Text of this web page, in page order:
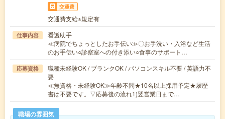
交通費
交通費支給※規定有
仕事内容
看護助手
≪病院でちょっとしたお手伝い≫〇お手洗い・入浴など生活
のお手伝い○診察室への付き添い○食事のサポート…
応募資格
職種未経験OK / ブランクOK / パソコンスキル不要 / 英語力不
要
≪無資格・未経験OK≫年齢不問★10名以上採用予定★履歴
書は不要です。▽応募後の流れ1)翌営業日まで…
職場の雰囲気